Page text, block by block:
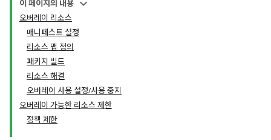
이 페이지의 내용
오버레이 리소스
매니페스트 설정
리소스 맵 정의
패키지 빌드
리소스 해결
오버레이 사용 설정/사용 중지
오버레이 가능한 리소스 제한
정책 제한